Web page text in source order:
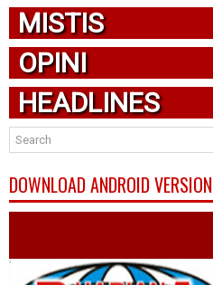
MISTIS
OPINI
HEADLINES
DOWNLOAD ANDROID VERSION